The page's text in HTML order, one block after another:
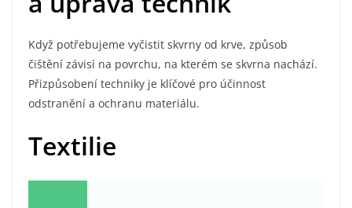
Když potřebujeme vyčistit skvrny od krve, způsob
čištění závisí na povrchu, na kterém se skvrna nachází.
Přizpůsobení techniky je klíčové pro účinnost
odstranění a ochranu materiálu.
Textilie